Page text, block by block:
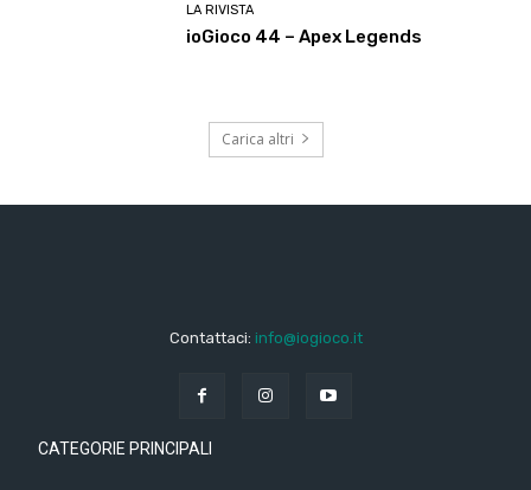
LA RIVISTA
ioGioco 44 – Apex Legends
Carica altri
Contattaci: info@iogioco.it
CATEGORIE PRINCIPALI